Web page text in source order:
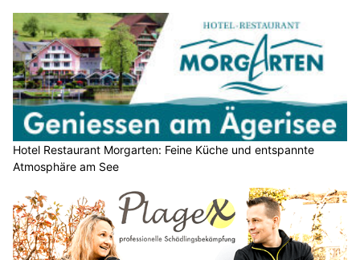
Hotel Restaurant Morgarten: Feine Küche und entspannte
Atmosphäre am See